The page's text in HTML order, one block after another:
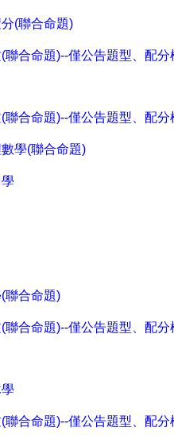
(聯合命題)
聯合命題)--僅公告題型、配分
聯合命題)--僅公告題型、配分
學(聯合命題)
聯合命題)
聯合命題)--僅公告題型、配分
聯合命題)--僅公告題型、配分